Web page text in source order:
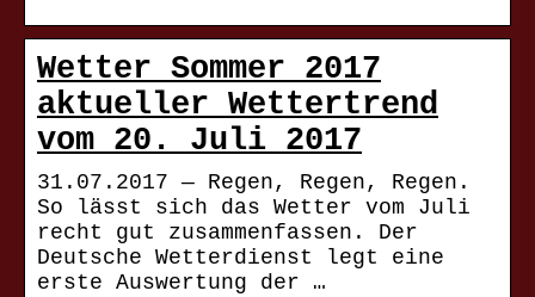
Wetter Sommer 2017
aktueller Wettertrend
vom 20. Juli 2017
31.07.2017 — Regen, Regen, Regen.
So lässt sich das Wetter vom Juli
recht gut zusammenfassen. Der
Deutsche Wetterdienst legt eine
erste Auswertung der …